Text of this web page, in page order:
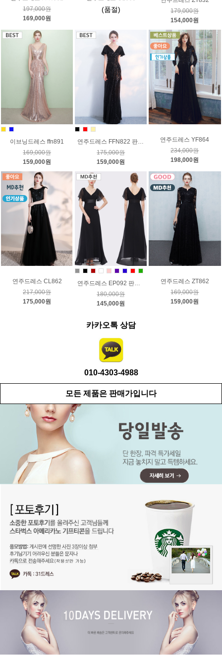
197,000원
169,000원
(품절)
179,000원
154,000원
이브닝드레스 ffn891
169,000원
159,000원
연주드레스 FFN822 판매가
175,000원
159,000원
연주드레스 YF864
234,000원
198,000원
연주드레스 CL862
217,000원
175,000원
연주드레스 EP092 판매가
180,000원
145,000원
연주드레스 ZT862
169,000원
159,000원
카카오톡 상담
010-4303-4988
모든 제품은 판매가입니다